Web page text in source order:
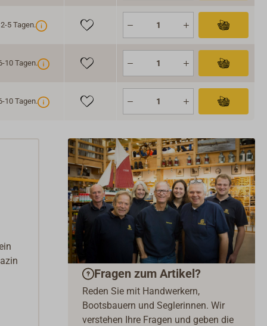
gewährleistet bei unterschiedlichen
eine gute Ablesbarkeit des Kompasses. Er
einen separaten An/Aus Schalter und die Beleuchtung
einem Drehknopf stufenlos eingestellt werden. Die
5 Tagen.
10 Tagen.
10 Tagen.
Fragen zum Artikel?
Reden Sie mit Handwerkern,
Bootsbauern und Seglerinnen. Wir
verstehen Ihre Fragen und geben die